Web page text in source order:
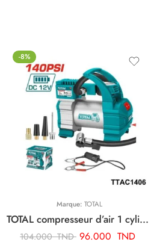
-8%
Marque: TOTAL
TOTAL compresseur d’air 1 cylindre TTAC1406
104.000TND 96.000 TND